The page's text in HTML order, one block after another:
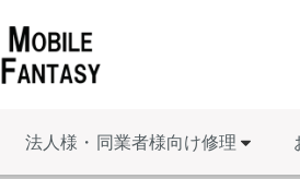
法人様・同業者様向け修理